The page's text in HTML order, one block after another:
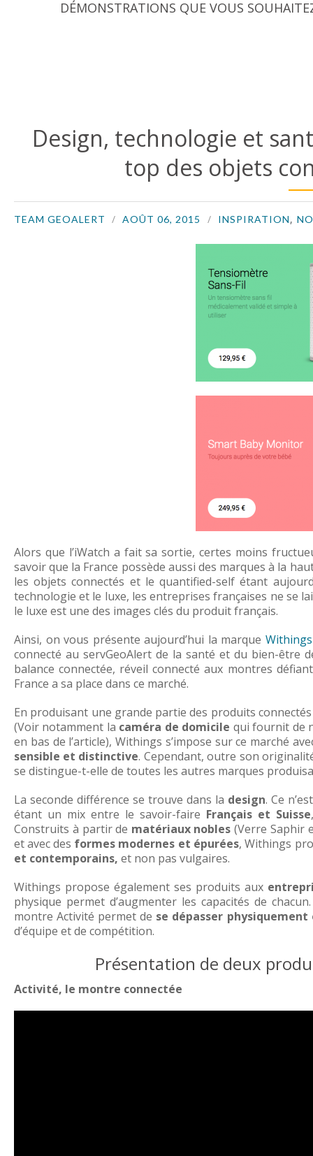
DÉMONSTRATIONS QUE VOUS
Design, technologie et
top des objets
TEAM GEOALERT AOÛT 06, 2015 INSPIRATION,
Alors que l’iWatch a fait sa sortie, certes moins
savoir que la France possède aussi des marques à la
les objets connectés et le quantified-self étant
technologie et le luxe, les entreprises françaises ne se
le luxe est une des images clés du produit français.
Ainsi, on vous présente aujourd’hui la marque Withings
connecté au servGeoAlert de la santé et du bien-être
balance connectée, réveil connecté aux montres
France a sa place dans ce marché.
En produisant une grande partie des produits
(Voir notamment la caméra de domicile qui fournit de
en bas de l’article), Withings s’impose sur ce marché
sensible et distinctive. Cependant, outre son
se distingue-t-elle de toutes les autres marques
La seconde différence se trouve dans la design. Ce
étant un mix entre le savoir-faire Français et Suisse
Construits à partir de matériaux nobles (Verre Saphir
et avec des formes modernes et épurées, Withings
et contemporains, et non pas vulgaires.
Withings propose également ses produits aux
physique permet d’augmenter les capacités de
montre Activité permet de se dépasser
d’équipe et de compétition.
Présentation de deux
Activité, le montre connectée